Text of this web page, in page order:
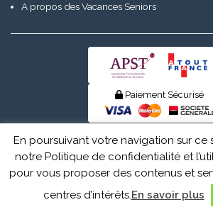
A propos des Vacances Seniors
Paiement Sécurisé
En poursuivant votre navigation sur ce
notre Politique de confidentialité et
pour vous proposer des contenus et
centres d’intérêts.En savoir plus